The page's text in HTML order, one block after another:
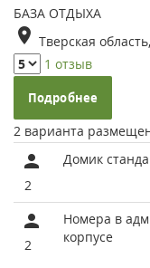
БАЗА ОТДЫХА
Тверская
1 отзыв
Подробнее
2 варианта
2
Домик
2
Номера в
корпусе